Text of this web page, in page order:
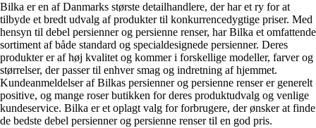
Bilka er en af Danmarks største detailhandlere, der har et ry for at
tilbyde et bredt udvalg af produkter til konkurrencedygtige priser. Med
hensyn til debel persienner og persienne renser, har Bilka et omfattende
sortiment af både standard og specialdesignede persienner. Deres
produkter er af høj kvalitet og kommer i forskellige modeller, farver og
størrelser, der passer til enhver smag og indretning af hjemmet.
Kundeanmeldelser af Bilkas persienner og persienne renser er generelt
positive, og mange roser butikken for deres produktudvalg og venlige
kundeservice. Bilka er et oplagt valg for forbrugere, der ønsker at finde
de bedste debel persienner og persienne renser til en god pris.